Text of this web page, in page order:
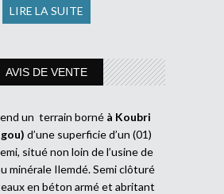
LIRE LA SUITE
AVIS DE VENTE
un terrain borné à Koubri
d’une superficie d’un (01)
situé non loin de l’usine de
minérale Ilemdé. Semi clôturé
en béton armé et abritant